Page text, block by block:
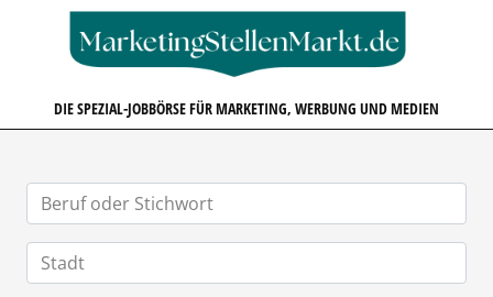
DIE SPEZIAL-JOBBÖRSE FÜR MARKETING, WERBUNG UND MEDIEN